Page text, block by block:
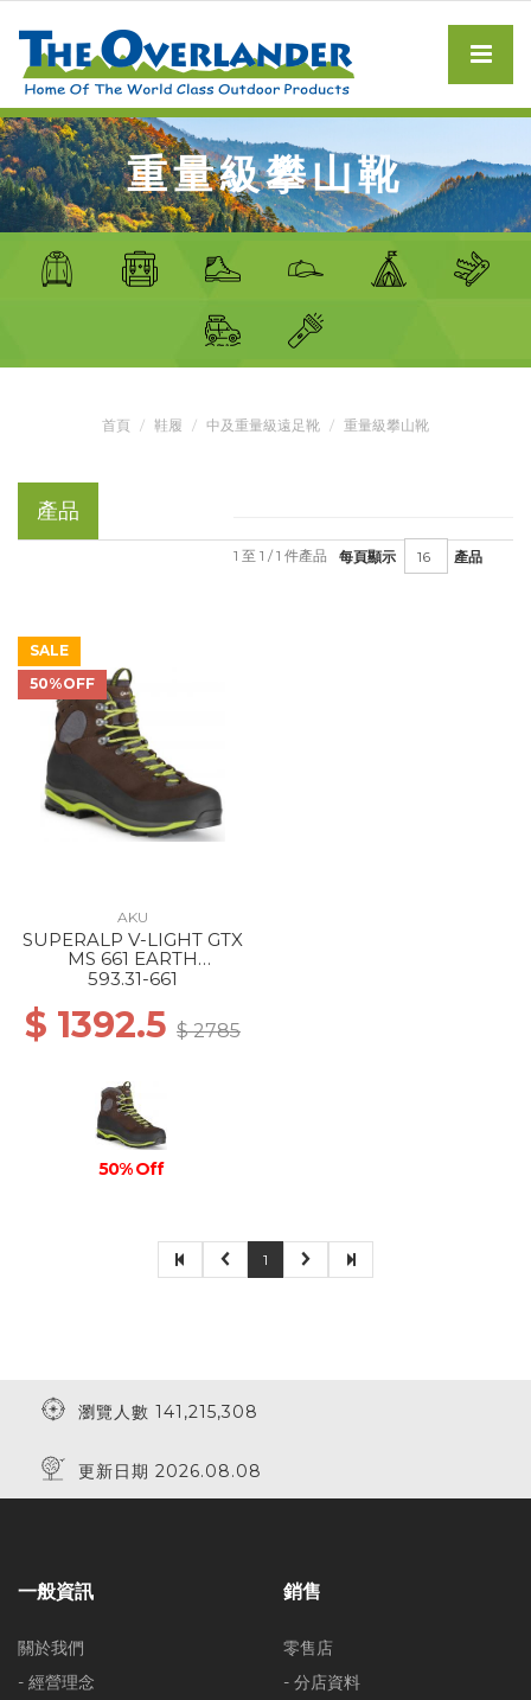
重量級攀山靴
首頁 鞋履 中及重量級遠足靴 重量級攀山靴
產品
每頁顯示 產品
1 至 1 / 1 件產品
SALE
50%OFF
AKU
SUPERALP V-LIGHT GTX
MS 661 EARTH
BROWN/LIME
593.31-661
$ 1392.5 $ 2785
50% Off
1
瀏覽人數 141,215,308
更新日期 2026.08.08
一般資訊
關於我們
- 經營理念
銷售
零售店
- 分店資料